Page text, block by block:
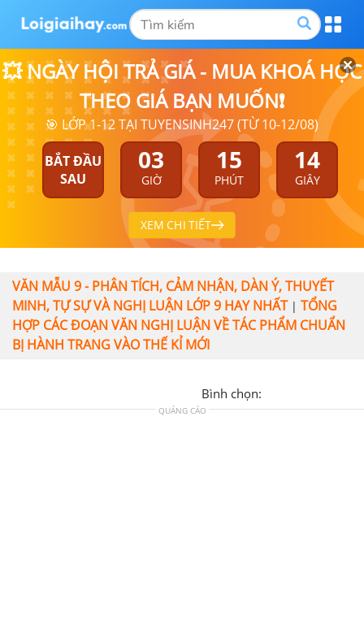
💥 NGÀY HỘI TRẢ GIÁ - MUA KHOÁ HỌC
THEO GIÁ BẠN MUỐN❗
🎯 LỚP 1-12 TẠI TUYENSINH247 (TỪ 10-12/08)
BẮT ĐẦU
SAU
03
GIỜ
15
PHÚT
14
GIÂY
XEM CHI TIẾT
VĂN MẪU 9 - PHÂN TÍCH, CẢM NHẬN, DÀN Ý, THUYẾT
MINH, TỰ SỰ VÀ NGHỊ LUẬN LỚP 9 HAY NHẤT| TỔNG
HỢP CÁC ĐOẠN VĂN NGHỊ LUẬN VỀ TÁC PHẨM CHUẨN
BỊ HÀNH TRANG VÀO THẾ KỈ MỚI
Bình chọn:
QUẢNG CÁO